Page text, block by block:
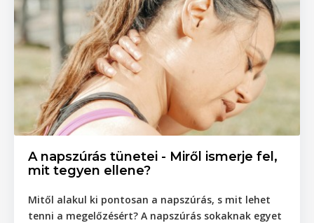
A napszúrás tünetei - Miről ismerje fel,
mit tegyen ellene?
Mitől alakul ki pontosan a napszúrás, s mit lehet
tenni a megelőzésért? A napszúrás sokaknak egyet